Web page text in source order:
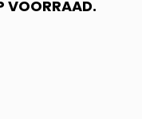
VOORRAAD.